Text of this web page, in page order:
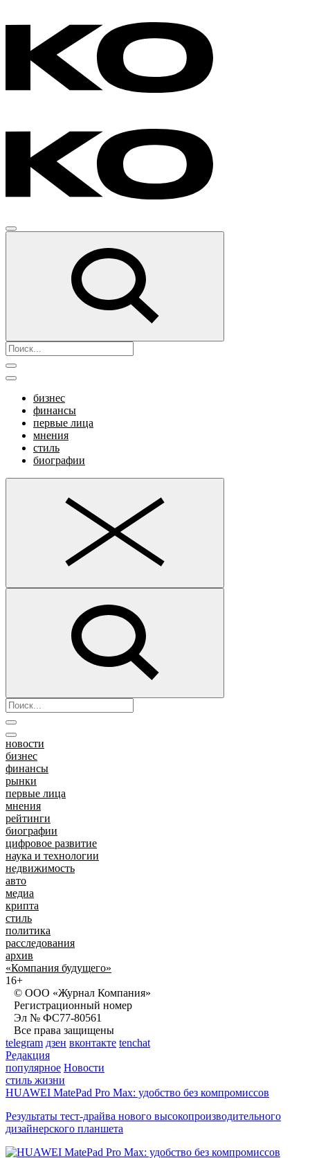
бизнес
финансы
первые лица
мнения
стиль
биографии
новости
бизнес
финансы
рынки
первые лица
мнения
рейтинги
биографии
цифровое развитие
наука и технологии
недвижимость
авто
медиа
крипта
стиль
политика
расследования
архив
«Компания будущего»
16+
© ООО «Журнал Компания»
Регистрационный номер
Эл № ФС77-80561
Все права защищены
telegram дзен вконтакте tenchat
Редакция
популярное Новости
стиль жизни
HUAWEI MatePad Pro Max: удобство без компромиссов
Результаты тест-драйва нового высокопроизводительного
дизайнерского планшета